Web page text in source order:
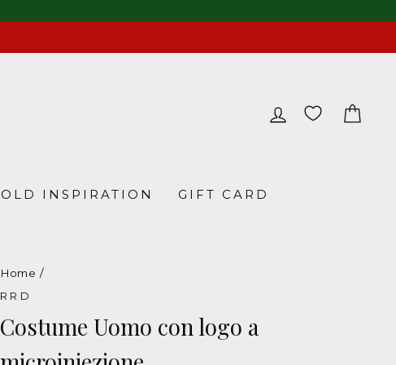
LOG IN
OLD INSPIRATION GIFT CARD
Home /
RRD
Costume Uomo con logo a